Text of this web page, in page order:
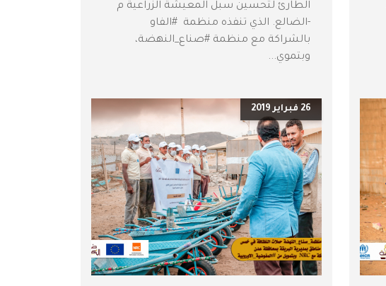
الطارئ لتحسين سبل المعيشة الزراعية م
-الضالع. الذي تنفذه منظمة #الفاو
بالشراكة مع منظمة #صناع_النهضة،
وبتموي...
26 فبراير 2019